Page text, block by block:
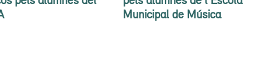
Municipal de Música